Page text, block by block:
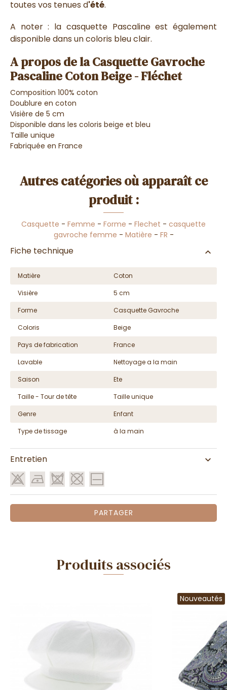
toutes vos tenues d'été.
A noter : la casquette Pascaline est également
disponible dans un coloris bleu clair.
A propos de la Casquette Gavroche
Pascaline Coton Beige - Fléchet
Composition 100% coton
Doublure en coton
Visière de 5 cm
Disponible dans les coloris beige et bleu
Taille unique
Fabriquée en France
Autres catégories où apparaît ce
produit :
Casquette - Femme - Forme - Flechet - casquette
gavroche femme - Matière - FR -
Fiche technique
Matière
Coton
Visière
5 cm
Forme
Casquette Gavroche
Coloris
Beige
Pays de fabrication
France
Lavable
Nettoyage a la main
Saison
Ete
Taille - Tour de tête
Taille unique
Genre
Enfant
Type de tissage
à la main
Entretien
PARTAGER
Produits associés
Nouveautés